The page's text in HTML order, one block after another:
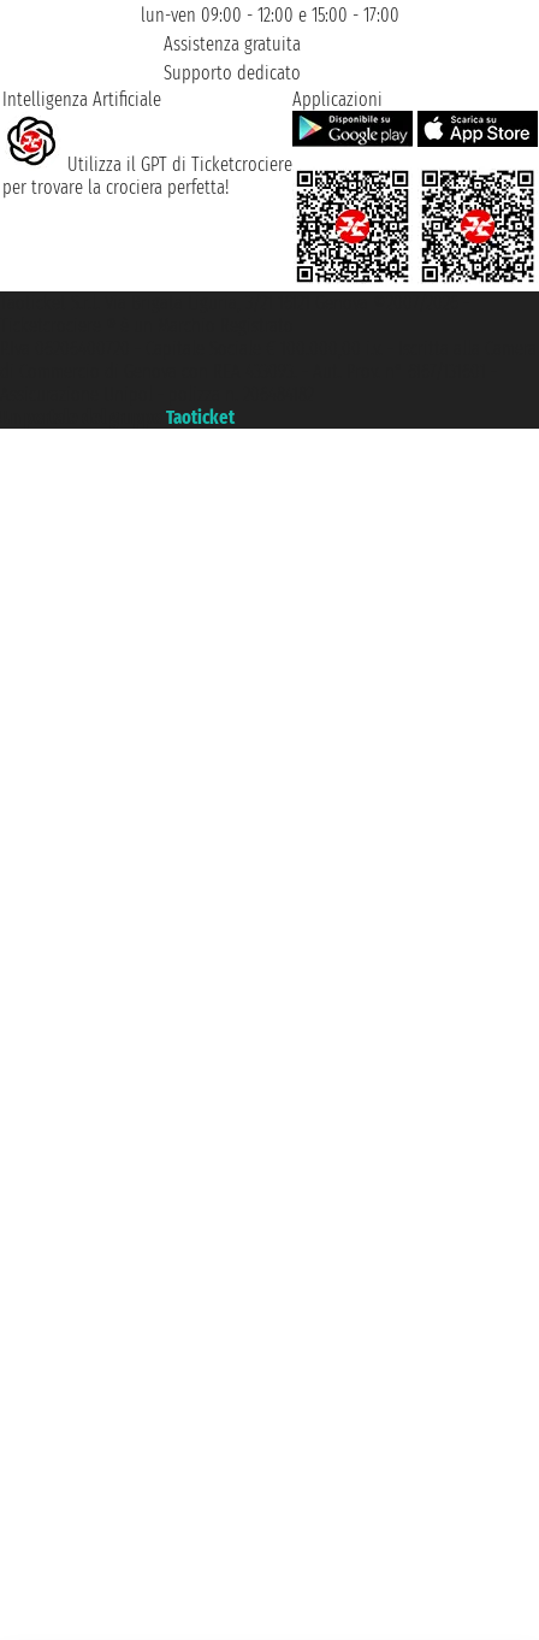
lun-ven 09:00 - 12:00 e 15:00 - 17:00
Assistenza gratuita
Supporto dedicato
Intelligenza Artificiale
Utilizza il GPT di Ticketcrociere
per trovare la crociera perfetta!
Applicazioni
Taoticket